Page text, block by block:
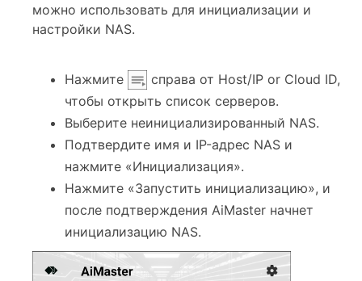
можно использовать для инициализации и
настройки NAS.
Нажмите
справа от Host/IP or Cloud ID,
чтобы открыть список серверов.
Выберите неинициализированный NAS.
Подтвердите имя и IP-адрес NAS и
нажмите «Инициализация».
Нажмите «Запустить инициализацию», и
после подтверждения AiMaster начнет
инициализацию NAS.